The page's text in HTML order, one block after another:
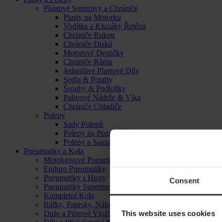
Consent
This website uses cookies
Plastové Soupravy a Chrániče
Plasty na Motorku
Vodítka a Kluzáky Řetězu
Chrániče Rukou
Chrániče Disků
Motorové Destičky
Chrániče Rámu
Jednotlivé Plastové Díly
Sedla & Potahy
Šrouby & Podložky
Palivové Nádrže & Víka
Chrániče Chladiče
Polepy
Sady Polepů
Polepy na Poznávací Značku
Polepy a Samolepky
Pneumatiky a Kola
Motokrosové Pneumatiky
Enduro Pneumatiky
Pneumatiky s Hroty
Pneumatiky Supermoto
Kompletní Kola
Ráfky, Paprsky, Náboje a Ložiska
Duše a Pěnové Vložky